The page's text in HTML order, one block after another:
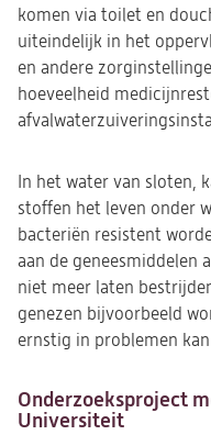
komen via toilet en
uiteindelijk in het
en andere
hoeveelheid
In het water van sloten,
stoffen het leven onder
bacteriën resistent
aan de geneesmiddelen
niet meer laten
genezen bijvoorbeeld
ernstig in problemen
Onderzoeksproject
Universiteit